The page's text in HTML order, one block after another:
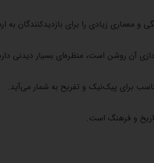
معماری زیادی را برای بازدیدکنندگان به
آن روشن است، منظره‌ای بسیار دیدنی
برای پیک‌نیک و تفریح به شمار می‌آید.
و فرهنگ است.